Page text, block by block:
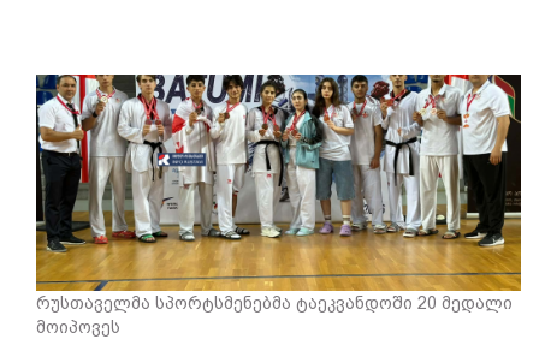
რუსთაველმა სპორტსმენებმა ტაეკვანდოში 20 მედალი
მოიპოვეს